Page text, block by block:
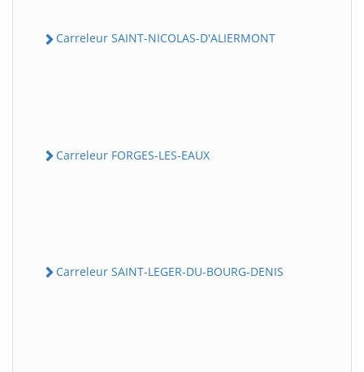
Carreleur SAINT-NICOLAS-D'ALIERMONT
Carreleur FORGES-LES-EAUX
Carreleur SAINT-LEGER-DU-BOURG-DENIS